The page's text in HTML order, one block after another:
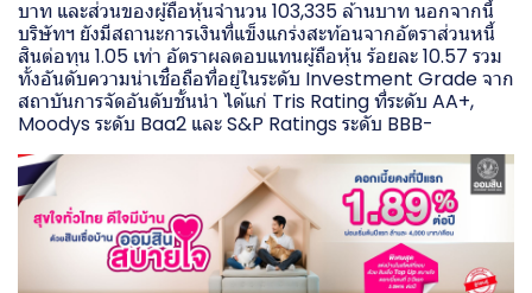
บาท และส่วนของผู้ถือหุ้นจำนวน 103,335 ล้านบาท นอกจากนี้
บริษัทฯ ยังมีสถานะการเงินที่แข็งแกร่งสะท้อนจากอัตราส่วนหนี้
สินต่อทุน 1.05 เท่า อัตราผลตอบแทนผู้ถือหุ้น ร้อยละ 10.57 รวม
ทั้งอันดับความน่าเชื่อถือที่อยู่ในระดับ Investment Grade จาก
สถาบันการจัดอันดับชั้นนำ ได้แก่ Tris Rating ที่ระดับ AA+,
Moodys ระดับ Baa2 และ S&P Ratings ระดับ BBB-